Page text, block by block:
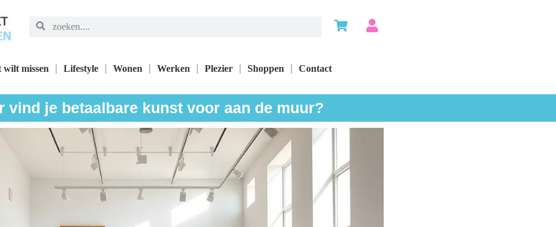
wilt missen Lifestyle Wonen Werken Plezier Shoppen Contact
vind je betaalbare kunst voor aan de muur?